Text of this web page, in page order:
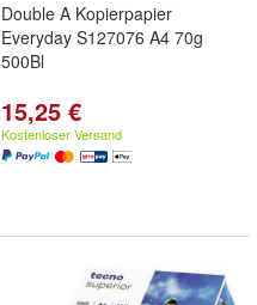
Double A Kopierpapier
Everyday S127076 A4 70g
500Bl
15,25 €
Kostenloser Versand